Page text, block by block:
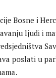
Bosne i
ljudi i
poslati u